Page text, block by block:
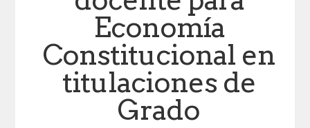
Economía
Constitucional en
titulaciones de
Grado